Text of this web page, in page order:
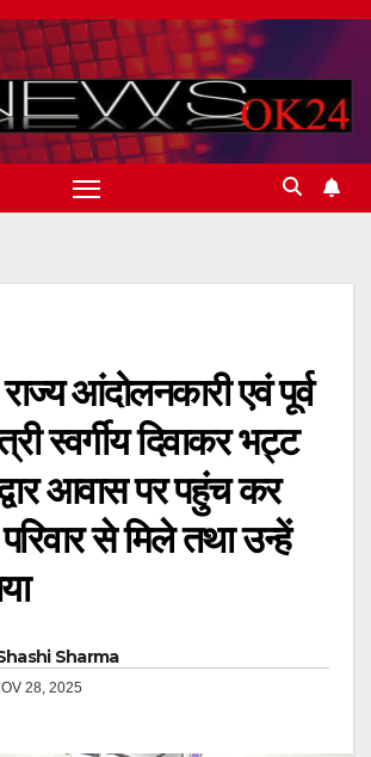
आंदोलनकारी एवं पूर्व
स्वर्गीय दिवाकर भट्ट
आवास पर पहुंच कर
से मिले तथा उन्हें
Sharma
28, 2025